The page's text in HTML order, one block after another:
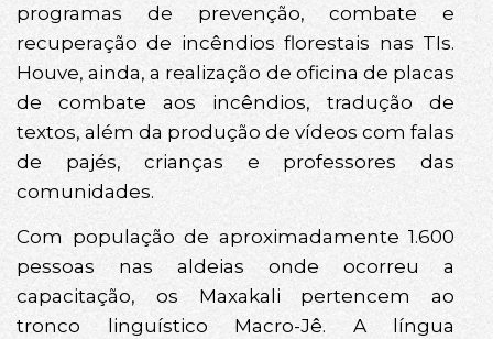
programas de prevenção, combate e
recuperação de incêndios florestais nas TIs.
Houve, ainda, a realização de oficina de placas
de combate aos incêndios, tradução de
textos, além da produção de vídeos com falas
de pajés, crianças e professores das
comunidades.
Com população de aproximadamente 1.600
pessoas nas aldeias onde ocorreu a
capacitação, os Maxakali pertencem ao
tronco linguístico Macro-Jê. A língua